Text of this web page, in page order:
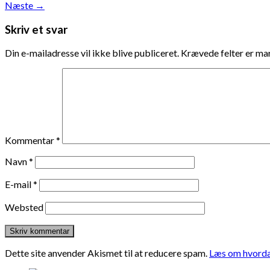
Næste →
Skriv et svar
Din e-mailadresse vil ikke blive publiceret. Krævede felter er
Kommentar*
Navn*
E-mail*
Websted
Dette site anvender Akismet til at reducere spam. Læs om